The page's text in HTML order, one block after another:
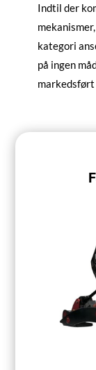
Indtil der
kategori
på ingen
markedsført